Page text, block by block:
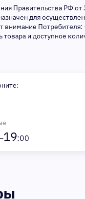
Правительства РФ
для
внимание
товара и доступное
19:00